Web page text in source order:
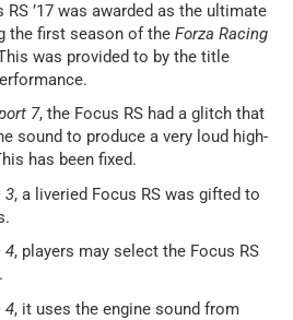
’17 was awarded as the ultimate
the first season of the Forza Racing
was provided to by the title
7, the Focus RS had a glitch that
sound to produce a very loud high-
has been fixed.
3, a liveried Focus RS was gifted to
4, players may select the Focus RS
4, it uses the engine sound from